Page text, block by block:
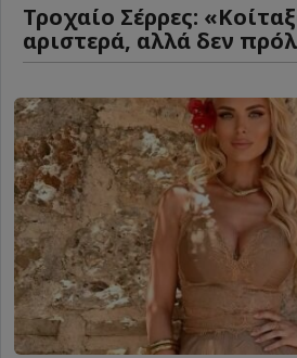
Τροχαίο Σέρρες:
αριστερά, αλλά δεν